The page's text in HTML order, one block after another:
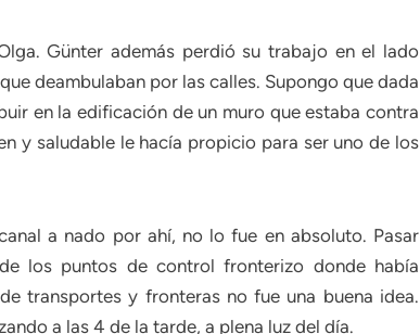
Günter además perdió su trabajo en el lado
deambulaban por las calles. Supongo que dada
en la edificación de un muro que estaba contra
y saludable le hacía propicio para ser uno de los
a nado por ahí, no lo fue en absoluto. Pasar
los puntos de control fronterizo donde había
transportes y fronteras no fue una buena idea.
a las 4 de la tarde, a plena luz del día.